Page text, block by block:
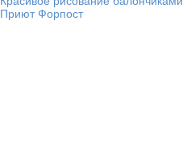
Приют Форпост